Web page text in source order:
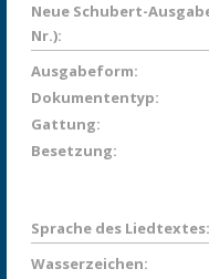
Neue Schubert-
Nr.):
Ausgabeform:
Dokumententyp:
Gattung:
Besetzung:
Sprache des Liedtextes:
Wasserzeichen: